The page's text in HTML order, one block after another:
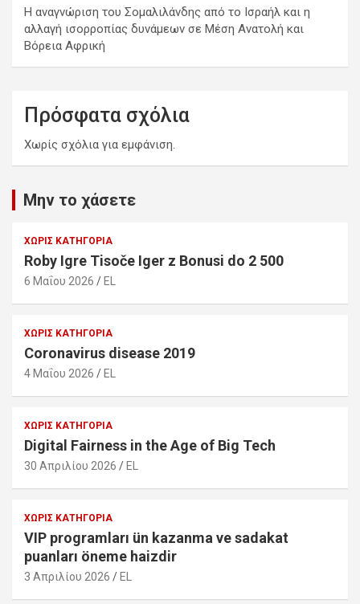
Η αναγνώριση του Σομαλιλάνδης από το Ισραήλ και η
αλλαγή ισορροπίας δυνάμεων σε Μέση Ανατολή και
Βόρεια Αφρική
Πρόσφατα σχόλια
Χωρίς σχόλια για εμφάνιση.
Μην το χάσετε
ΧΩΡΊΣ ΚΑΤΗΓΟΡΊΑ
Roby Igre Tisoče Iger z Bonusi do 2 500
6 Μαΐου 2026 EL
ΧΩΡΊΣ ΚΑΤΗΓΟΡΊΑ
Coronavirus disease 2019
4 Μαΐου 2026 EL
ΧΩΡΊΣ ΚΑΤΗΓΟΡΊΑ
Digital Fairness in the Age of Big Tech
30 Απριλίου 2026 EL
ΧΩΡΊΣ ΚΑΤΗΓΟΡΊΑ
VIP programları ün kazanma ve sadakat
puanları öneme haizdir
3 Απριλίου 2026 EL